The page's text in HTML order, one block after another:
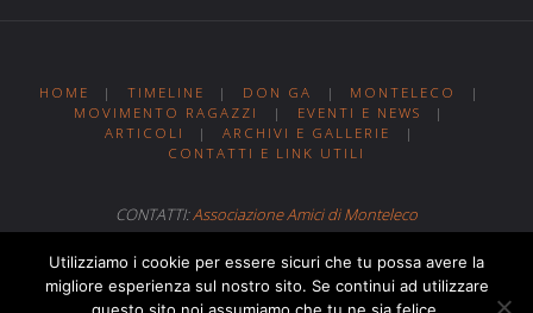
HOME | TIMELINE | DON GA | MONTELECO
|
MOVIMENTO RAGAZZI
| EVENTI E NEWS
|
ARTICOLI
| ARCHIVI E GALLERIE
|
CONTATTI E LINK UTILI
CONTATTI:Associazione Amici di Monteleco
Utilizziamo i cookie per essere sicuri che tu possa avere la
migliore esperienza sul nostro sito. Se continui ad utilizzare